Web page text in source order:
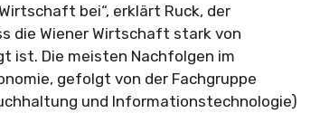
bei“, erklärt Ruck, der
die Wiener Wirtschaft stark von
ist. Die meisten Nachfolgen im
gefolgt von der Fachgruppe
und Informationstechnologie)